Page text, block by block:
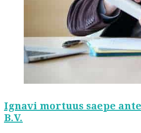
Ignavi mortuus saepe
B.V.